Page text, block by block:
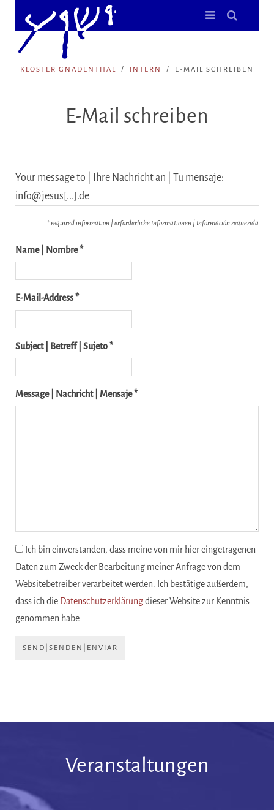
KLOSTER GNADENTHAL INTERN E-MAIL SCHREIBEN
E-Mail schreiben
Your message to | Ihre Nachricht an | Tu mensaje:
info@jesus[...].de
* required information | erforderliche Informationen | Información requerida
Name | Nombre *
E-Mail-Address *
Subject | Betreff | Sujeto *
Message | Nachricht | Mensaje *
Ich bin einverstanden, dass meine von mir hier eingetragenen
Daten zum Zweck der Bearbeitung meiner Anfrage von dem
Websitebetreiber verarbeitet werden. Ich bestätige außerdem,
dass ich die Datenschutzerklärungdieser Website zur Kenntnis
genommen habe.
SEND|SENDEN|ENVIAR
Veranstaltungen